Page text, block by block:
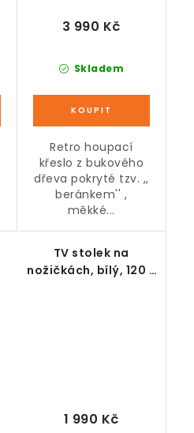
Skladem
3 990 Kč
Retro houpací
křeslo z bukového
dřeva pokryté tzv. ,,
beránkem'' ,
měkké...
TV stolek na
nožičkách, bílý, 120 x
1 990 Kč